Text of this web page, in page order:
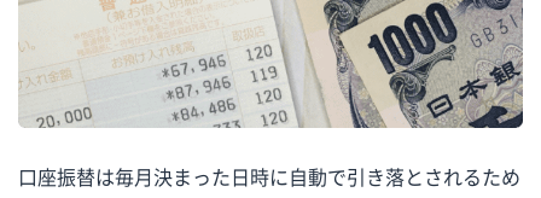
口座振替は毎月決まった日時に自動で引き落とされるため